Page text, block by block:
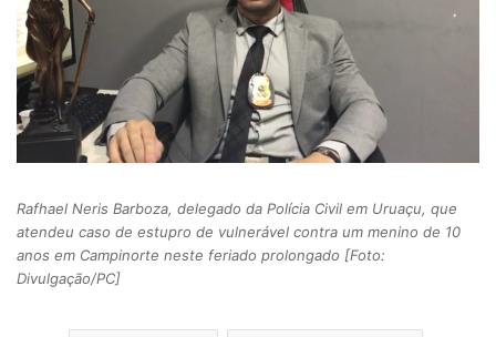
Rafhael Neris Barboza, delegado da Polícia Civil em Uruaçu, que
atendeu caso de estupro de vulnerável contra um menino de 10
anos em Campinorte neste feriado prolongado [Foto:
Divulgação/PC]